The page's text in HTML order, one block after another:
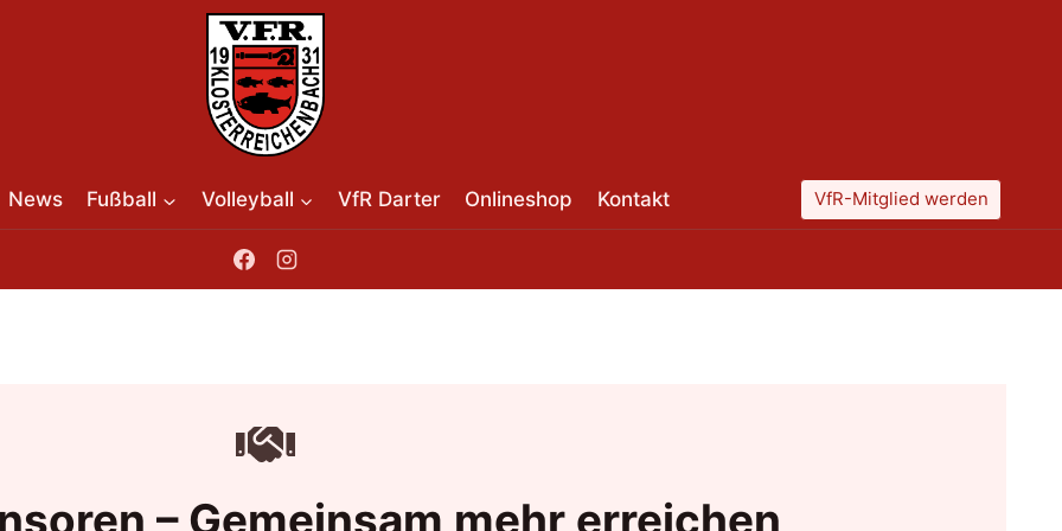
News Fußball Volleyball VfR Darter Onlineshop Kontakt VfR-Mitglied werden
– Gemeinsam mehr erreichen